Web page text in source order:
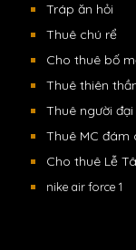
Tráp ăn hỏi
Thuê chú rể
Cho thuê bố
Thuê thiên
Thuê người
Thuê MC đám
Cho thuê Lễ
nike air force 1